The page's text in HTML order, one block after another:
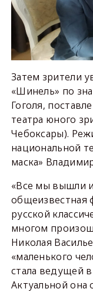
Затем зрители
«Шинель» по
Гоголя,
театра юного
Чебоксары).
национальной
маска»
«Все мы вышли
общеизвестная
русской
многом
Николая
«маленького
стала ведущей
Актуальной она